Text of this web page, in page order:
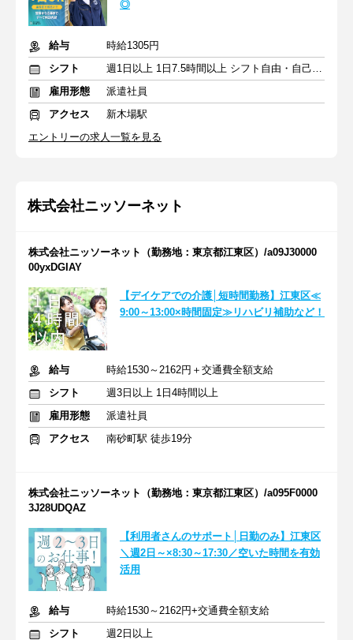
◎
給与
時給1305円
シフト
週1日以上 1日7.5時間以上 シフト自由・自己申告
雇用形態
派遣社員
アクセス
新木場駅
エントリーの求人一覧を見る
株式会社ニッソーネット
株式会社ニッソーネット（勤務地：東京都江東区）/a09J30000
00yxDGIAY
【デイケアでの介護│短時間勤務】江東区≪
9:00～13:00×時間固定≫リハビリ補助など！
給与
時給1530～2162円＋交通費全額支給
シフト
週3日以上 1日4時間以上
雇用形態
派遣社員
アクセス
南砂町駅 徒歩19分
株式会社ニッソーネット（勤務地：東京都江東区）/a095F0000
3J28UDQAZ
【利用者さんのサポート│日勤のみ】江東区
＼週2日～×8:30～17:30／空いた時間を有効
活用
給与
時給1530～2162円+交通費全額支給
シフト
週2日以上